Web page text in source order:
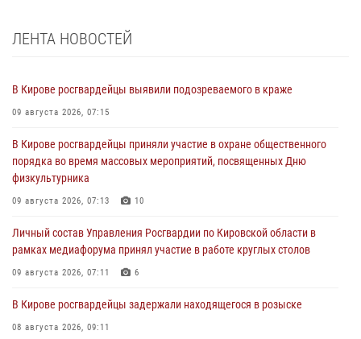
ЛЕНТА НОВОСТЕЙ
В Кирове росгвардейцы выявили подозреваемого в краже
09 августа 2026, 07:15
В Кирове росгвардейцы приняли участие в охране общественного
порядка во время массовых мероприятий, посвященных Дню
физкультурника
09 августа 2026, 07:13 10
Личный состав Управления Росгвардии по Кировской области в
рамках медиафорума принял участие в работе круглых столов
09 августа 2026, 07:11 6
В Кирове росгвардейцы задержали находящегося в розыске
08 августа 2026, 09:11